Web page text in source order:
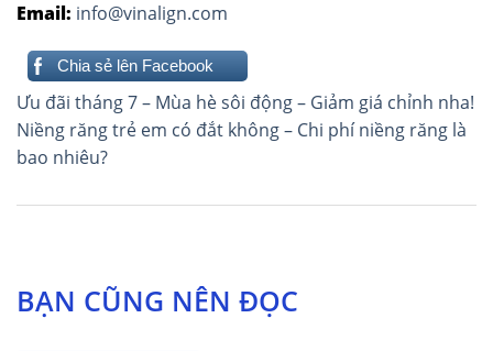
Email: info@vinalign.com
Chia sẻ lên Facebook
Điều
hướng
bài
Ưu đãi tháng 7 – Mùa hè sôi động – Giảm giá chỉnh nha!
Niềng răng trẻ em có đắt không – Chi phí niềng răng là
bao nhiêu?
BẠN CŨNG NÊN ĐỌC